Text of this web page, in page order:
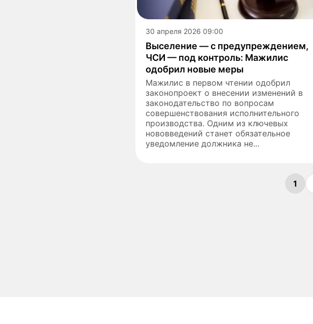
30 апреля 2026 09:00
Выселение — с предупреждением,
ЧСИ — под контроль: Мажилис
одобрил новые меры
Мажилис в первом чтении одобрил
законопроект о внесении изменений в
законодательство по вопросам
совершенствования исполнительного
производства. Одним из ключевых
нововведений станет обязательное
уведомление должника не...
1